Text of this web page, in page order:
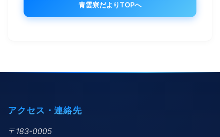
青雲寮だよりTOPへ
アクセス・連絡先
〒183-0005